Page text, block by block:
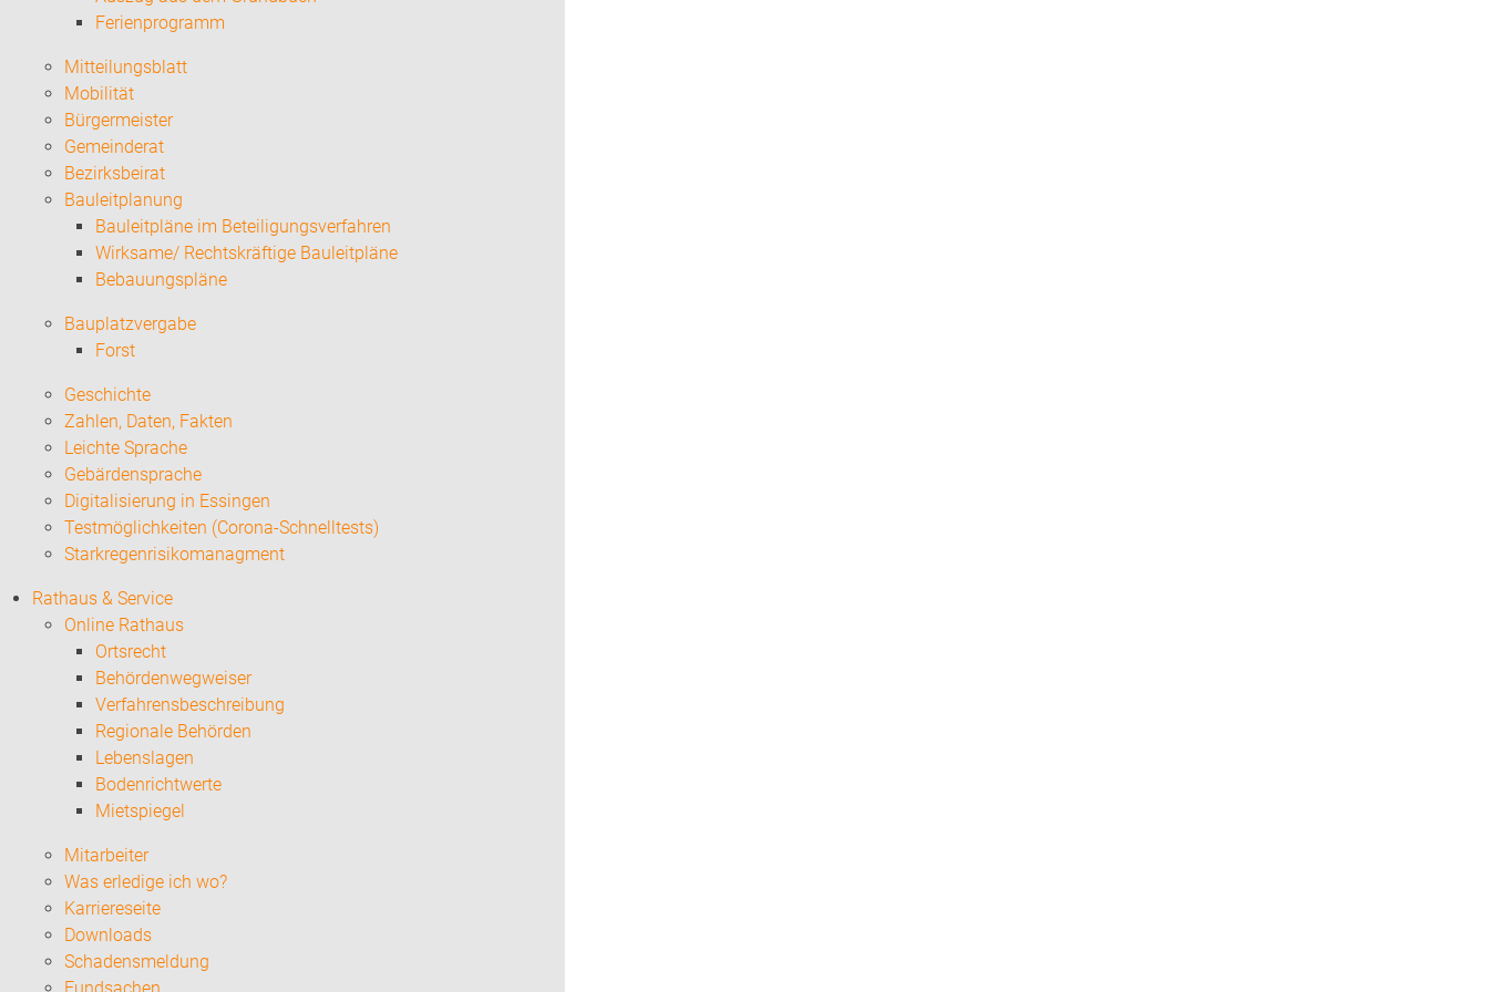
Ferienprogramm
Mitteilungsblatt
Mobilität
Bürgermeister
Gemeinderat
Bezirksbeirat
Bauleitplanung
Bauleitpläne im Beteiligungsverfahren
Wirksame/ Rechtskräftige Bauleitpläne
Bebauungspläne
Bauplatzvergabe
Forst
Geschichte
Zahlen, Daten, Fakten
Leichte Sprache
Gebärdensprache
Digitalisierung in Essingen
Testmöglichkeiten (Corona-Schnelltests)
Starkregenrisikomanagment
Rathaus & Service
Online Rathaus
Ortsrecht
Behördenwegweiser
Verfahrensbeschreibung
Regionale Behörden
Lebenslagen
Bodenrichtwerte
Mietspiegel
Mitarbeiter
Was erledige ich wo?
Karriereseite
Downloads
Schadensmeldung